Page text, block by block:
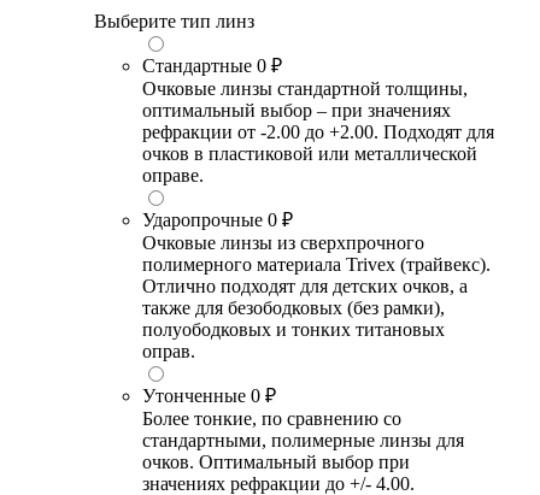
Выберите тип линз
Стандартные 0 ₽
Очковые линзы стандартной толщины,
оптимальный выбор – при значениях
рефракции от -2.00 до +2.00. Подходят для
очков в пластиковой или металлической
оправе.
Ударопрочные 0 ₽
Очковые линзы из сверхпрочного
полимерного материала Trivex (трайвекс).
Отлично подходят для детских очков, а
также для безободковых (без рамки),
полуободковых и тонких титановых
оправ.
Утонченные 0 ₽
Более тонкие, по сравнению со
стандартными, полимерные линзы для
очков. Оптимальный выбор при
значениях рефракции до +/- 4.00.